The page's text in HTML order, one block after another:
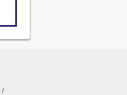
/